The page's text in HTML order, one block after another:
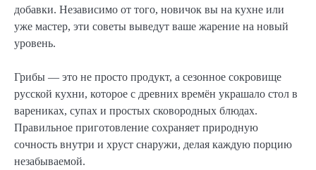
добавки. Независимо от того, новичок вы на кухне или
уже мастер, эти советы выведут ваше жарение на новый
уровень.
Грибы — это не просто продукт, а сезонное сокровище
русской кухни, которое с древних времён украшало стол в
варениках, супах и простых сковородных блюдах.
Правильное приготовление сохраняет природную
сочность внутри и хруст снаружи, делая каждую порцию
незабываемой.